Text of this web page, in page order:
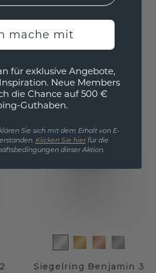
4 Siegelring Brent 1
1.604,- €2.005,- €
Siegelring Benjamin 3
mache mit
für exklusive Angebote,
Neue Members
die Chance auf 500 €
Guthaben.
Sie sich mit dem Erhalt von E-
Klicken Sie hierfür die
dieser Aktion.